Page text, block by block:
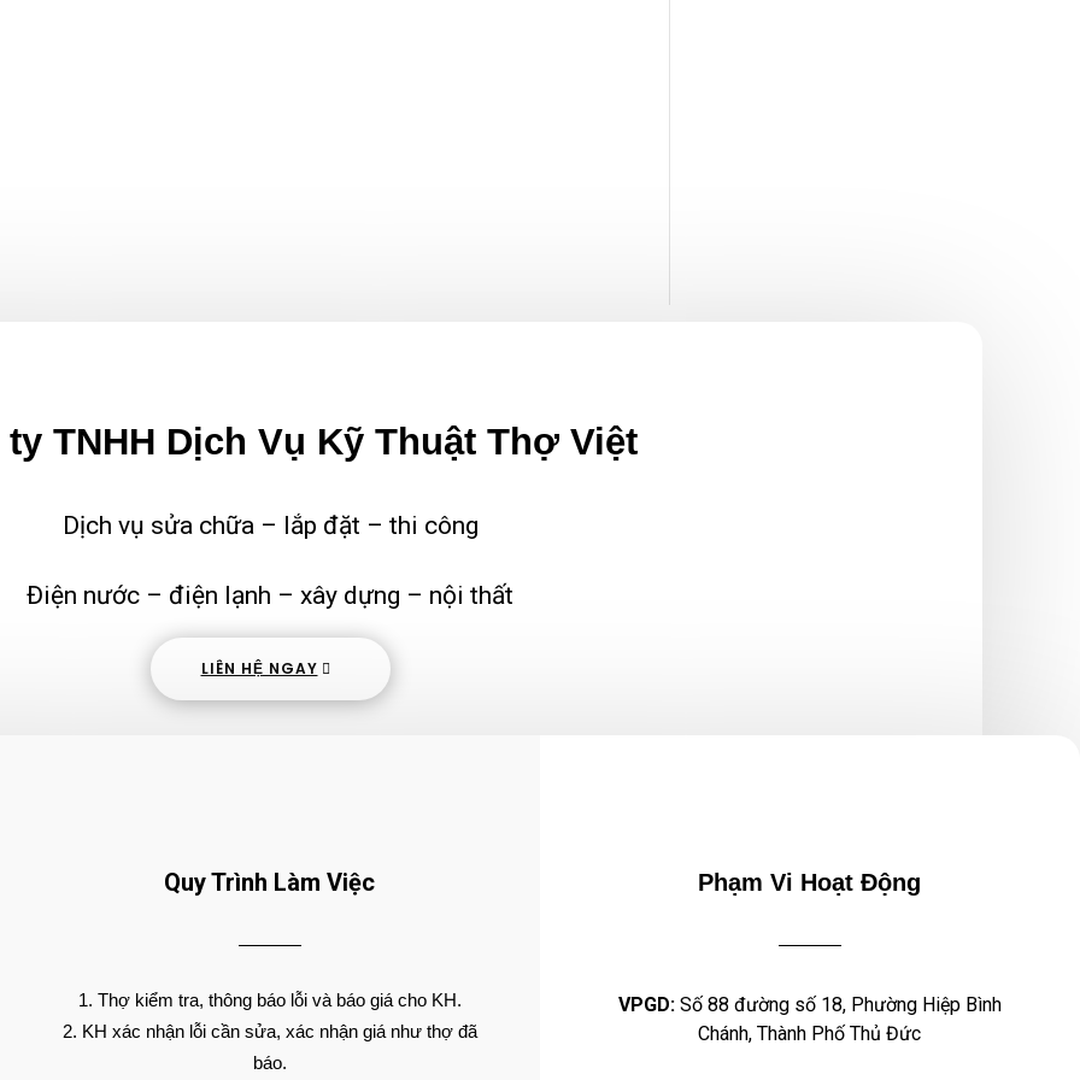
TNHH Dịch Vụ Kỹ Thuật Thợ Việt
Dịch vụ sửa chữa – lắp đặt – thi công
Điện nước – điện lạnh – xây dựng – nội thất
LIÊN HỆ NGAY
Quy Trình Làm Việc
Thợ kiểm tra, thông báo lỗi và báo giá cho KH.
KH xác nhận lỗi cần sửa, xác nhận giá như thợ đã
báo.
Phạm Vi Hoạt Động
VPGD: Số 88 đường số 18, Phường Hiệp Bình
Chánh, Thành Phố Thủ Đức